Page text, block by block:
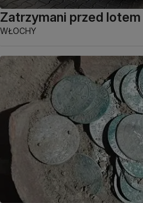
Zatrzymani przed lotem
WŁOCHY